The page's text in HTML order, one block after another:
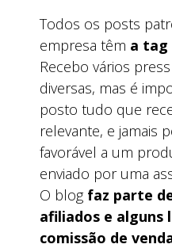
Todos os posts
empresa têm a tag
Recebo vários
diversas, mas é
posto tudo que
relevante, e jamais
favorável a um
enviado por uma
O blog faz parte
afiliados e alguns
comissão de